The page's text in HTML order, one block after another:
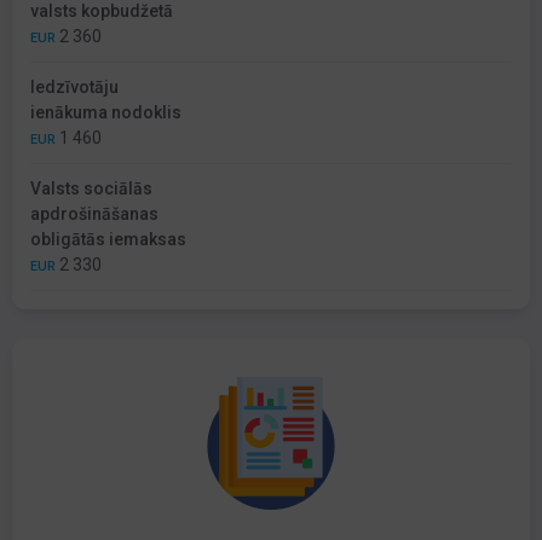
valsts kopbudžetā
EUR 2 360
Iedzīvotāju
ienākuma nodoklis
EUR 1 460
Valsts sociālās
apdrošināšanas
obligātās iemaksas
EUR 2 330